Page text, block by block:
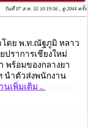
วันที่ 07 ส.ค. 55 10:19:56 , ดู 2044 ครั้ง
โดย พ.ท.ณัฐภูมิ หลาว
ปราการเชียงใหม่
พร้อมของกลางยา
นำตัวส่งพนักงาน
นเพิ่มเติม ..